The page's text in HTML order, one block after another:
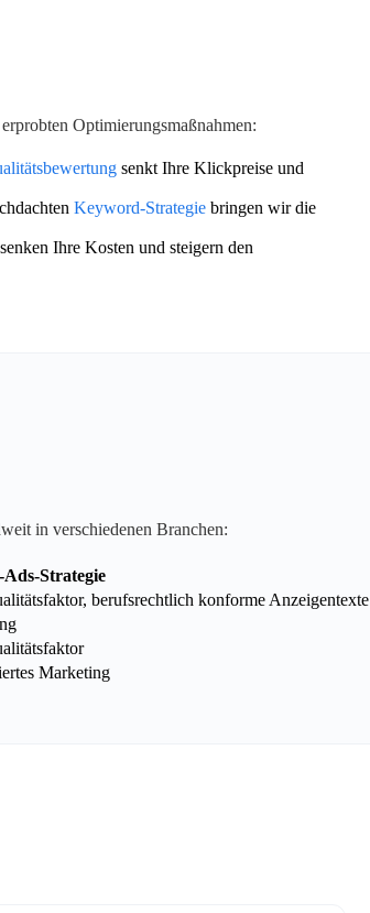
Optimierungsmaßnahmen:
senkt Ihre Klickpreise und
Keyword-Strategie bringen wir die
senken Ihre Kosten und steigern den
in verschiedenen Branchen:
Ads-Strategie
berufsrechtlich konforme Anzeigentexte
Marketing